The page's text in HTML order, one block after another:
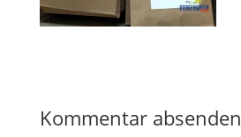
Kommentar absenden